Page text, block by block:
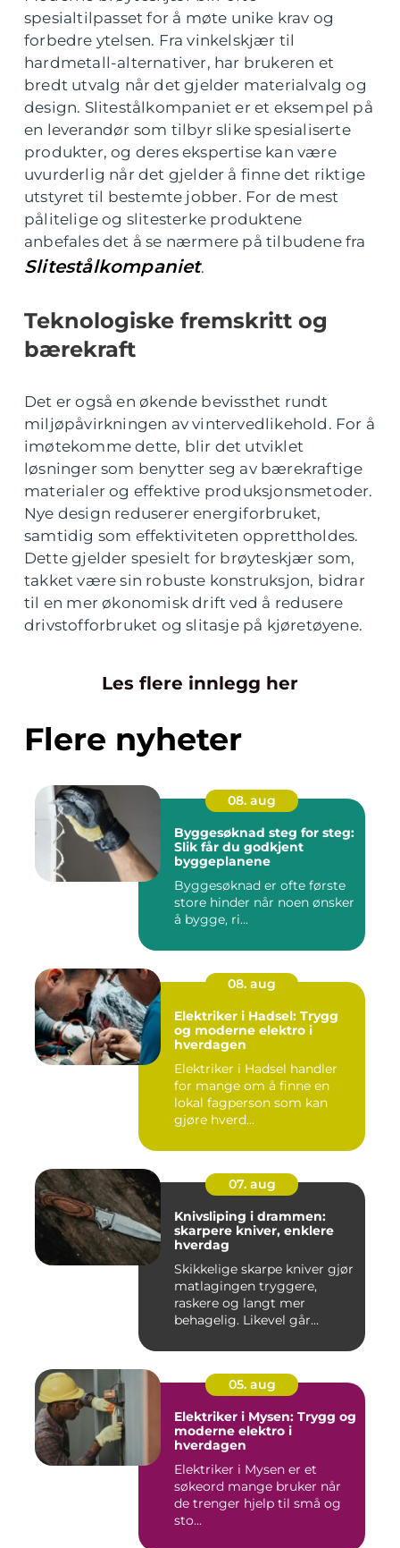
spesialtilpasset for å møte unike krav og
forbedre ytelsen. Fra vinkelskjær til
hardmetall-alternativer, har brukeren et
bredt utvalg når det gjelder materialvalg og
design. Slitestålkompaniet er et eksempel på
en leverandør som tilbyr slike spesialiserte
produkter, og deres ekspertise kan være
uvurderlig når det gjelder å finne det riktige
utstyret til bestemte jobber. For de mest
pålitelige og slitesterke produktene
anbefales det å se nærmere på tilbudene fra
Slitestålkompaniet.
Teknologiske fremskritt og
bærekraft
Det er også en økende bevissthet rundt
miljøpåvirkningen av vintervedlikehold. For å
imøtekomme dette, blir det utviklet
løsninger som benytter seg av bærekraftige
materialer og effektive produksjonsmetoder.
Nye design reduserer energiforbruket,
samtidig som effektiviteten opprettholdes.
Dette gjelder spesielt for brøyteskjær som,
takket være sin robuste konstruksjon, bidrar
til en mer økonomisk drift ved å redusere
drivstofforbruket og slitasje på kjøretøyene.
Les flere innlegg her
Flere nyheter
08. aug
Byggesøknad steg for steg:
Slik får du godkjent
byggeplanene
Byggesøknad er ofte første
store hinder når noen ønsker
å bygge, ri...
08. aug
Elektriker i Hadsel: Trygg
og moderne elektro i
hverdagen
Elektriker i Hadsel handler
for mange om å finne en
lokal fagperson som kan
gjøre hverd...
07. aug
Knivsliping i drammen:
skarpere kniver, enklere
hverdag
Skikkelige skarpe kniver gjør
matlagingen tryggere,
raskere og langt mer
behagelig. Likevel går
05. aug
Elektriker i Mysen: Trygg og
moderne elektro i
hverdagen
Elektriker i Mysen er et
søkeord mange bruker når
de trenger hjelp til små og
sto...